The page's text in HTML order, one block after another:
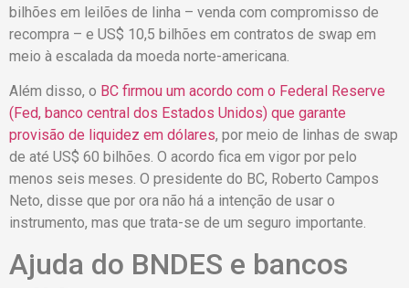
bilhões em leilões de linha – venda com compromisso de
recompra – e US$ 10,5 bilhões em contratos de swap em
meio à escalada da moeda norte-americana.
Além disso, o BC firmou um acordo com o Federal Reserve
(Fed, banco central dos Estados Unidos) que garante
provisão de liquidez em dólares, por meio de linhas de swap
de até US$ 60 bilhões. O acordo fica em vigor por pelo
menos seis meses. O presidente do BC, Roberto Campos
Neto, disse que por ora não há a intenção de usar o
instrumento, mas que trata-se de um seguro importante.
Ajuda do BNDES e bancos